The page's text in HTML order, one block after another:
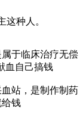
这种人。
于临床治疗无偿
血自己搞钱
站，是制作制药
钱